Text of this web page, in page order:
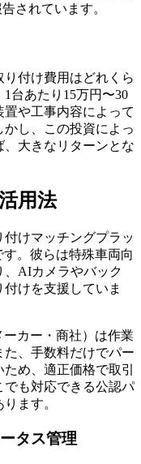
されています。
付け費用はどれくら
台あたり15万円〜30
や工事内容によって
し、この投資によっ
大きなリターンとな
用法
けマッチングプラッ
す。彼らは特殊車両向
、AIカメラやバック
けを支援していま
カー・商社）は作業
、手数料だけでパー
め、適正価格で取引
も対応できる公認パ
ます。
タス管理